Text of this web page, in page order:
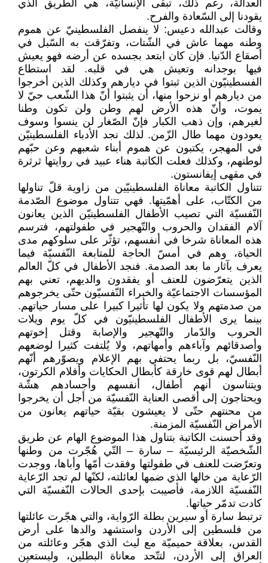
العدالة، رغم ذلك، تبقى الإنسانيّة، هي الطريق الذي
يقودنا إلى السّعادة والفرح.
وقالت عبدالله دعيس: لا ينفصل الفلسطينيّ عن هموم
وطنه مهما عاش في الشّتات، وتفرّقت به السّبل في
أصقاع الدّنيا. فإن كان ابتعد بجسده عن أرضه فهو يعيش
فيها بوجدانه وتعيش هي في قلبه. لقد استطاع
الفسطينيّون الذين ثبتوا في ديارهم وكذلك الذين أخرجوا
من ديارهم أو نزحوا منها، أن يثبتوا أنّ هذا الشّعب حيّ لا
يموت، وأنّ هذه الأرض لهم وطن ولن تكون وطنا
لغيرهم، وإن ذهب الكبار فإنّ الصّغار لن ينسوا وسوف
يعودون مهما طال الزّمن. لذلك نجد الأدباء الفلسطينيّن
في المهجر، يكتبون عن هموم أبناء شعبهم وعن حبّهم
لوطنهم، وكذلك فعلت الكاتبة هناء عبيد في روايتها ثرثرة
في مقهى إيفانستون.
تتناول الكاتبة معاناة الفلسطينيّين من زاوية قلّ تناولها
من الكتّاب، على أهمّيتها. فهي تتناول موضوع الصّدمة
النّفسيّة التي تصيب الأطفال الفلسطينيّن الذين يعانون
آلام الفقدان والحروب والتّهجير في طفولتهم، فترسم
هذه المعاناة شرخا في أنفسهم، تؤثّر على سلوكهم مدى
الحياة، وهم في أمسّ الحاجة للمتابعة النّفسيّة فيما
يعرف بآثار ما بعد الصدمة. فنجد الأطفال في كلّ العالم
الذين يتعرّضون للعنف أو يفقدون والديهم، تعني بهم
المؤسسات الاجتماعيّة والخبراء النّفسيّون حتّى يخرجوهم
من صدمتهم ولا يكون لها تأثيرا كبيرا على مسار حياتهم.
بينما يرى الأطفال الفلسطينيّون في كلّ يوم ويلات
الحروب والدّمار والتّهجير والإصابة وقتل إخوتهم
وأصدقائهم وآباءهم وأمهاتهم، ولا يُلتفت كثيرا لوضعهم
النّفسيّ، بل ربما يحتفي بهم الإعلام ويصوّرهم أنّهم
أبطال لهم قوى خارقة كأبطال الحكايات وأفلام الكرتون،
ويتناسون أنهم أطفال، أنفسهم وأجسادهم هشّة
ويحتاجون إلى أقصى العناية النّفسيّة من أجل أن يخرجوا
من محنتهم حتّى لا يعيشون بقيّة حياتهم يعانون من
الأمراض النّفسيّة المزمنة.
وقد أحسنت الكاتبة بتناول هذا الموضوع الهام عن طريق
الشّخصيّة الرئيسيّة – سارة – التّي هُجّرت من وطنها
وتعرّضت للعنف في طفولتها وفقدت أمّها وأباها، ووجدت
الرّعاية من خالها الذي ضمها لعائلته، لكنّها لم تجد الرّعاية
النّفسيّة اللازمة، فأصيبت بإحدى الحالات النّفسيّة التي
كادت تدمّر حياتها.
ترتبط سارة أو سيرين بطلة الرّواية، والتي هجّرت عائلتها
من فلسطين إلى الأردن واستشهد والدها على أرض
القدس، بعلاقة حميميّة مع ليث الذي هجّر وعائلته من
العراق إلى الأردن، لتتّحد معاناة البطلين، وليستعين